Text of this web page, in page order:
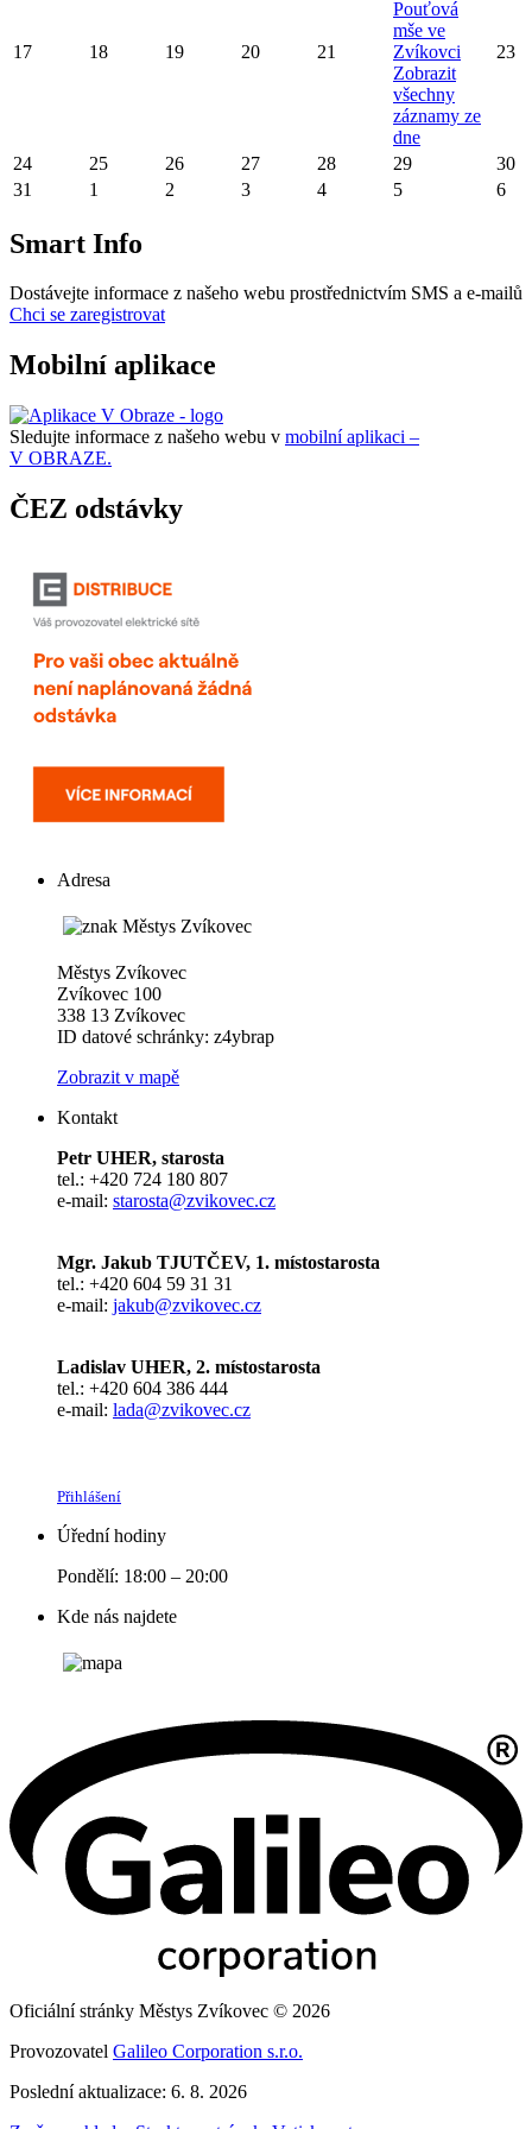
17 18 19 20 21
Pouťová
mše ve
Zvíkovci
Zobrazit
všechny
záznamy ze
dne
23
24 25 26 27 28 29
30
31
1 2 3 4 5 6
Smart Info
Dostávejte informace z našeho webu prostřednictvím SMS a e-mailů
Chci se zaregistrovat
Mobilní aplikace
Sledujte informace z našeho webu v mobilní aplikaci –
V OBRAZE.
ČEZ odstávky
Adresa
Městys Zvíkovec
Zvíkovec 100
338 13 Zvíkovec
ID datové schránky: z4ybrap
Zobrazit v mapě
Kontakt
Petr UHER, starosta
tel.: +420 724 180 807
e-mail: starosta@zvikovec.cz
Mgr. Jakub TJUTČEV, 1. místostarosta
tel.: +420 604 59 31 31
e-mail: jakub@zvikovec.cz
Ladislav UHER, 2. místostarosta
tel.: +420 604 386 444
e-mail: lada@zvikovec.cz
Přihlášení
Úřední hodiny
Pondělí: 18:00 – 20:00
Kde nás najdete
Oficiální stránky Městys Zvíkovec © 2026
Provozovatel Galileo Corporation s.r.o.
Poslední aktualizace: 6. 8. 2026